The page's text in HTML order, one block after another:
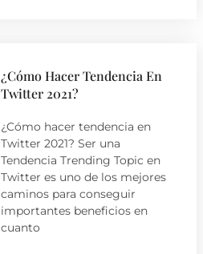
¿Cómo Hacer Tendencia En
Twitter 2021?
¿Cómo hacer tendencia en
Twitter 2021? Ser una
Tendencia Trending Topic en
Twitter es uno de los mejores
caminos para conseguir
importantes beneficios en
cuanto